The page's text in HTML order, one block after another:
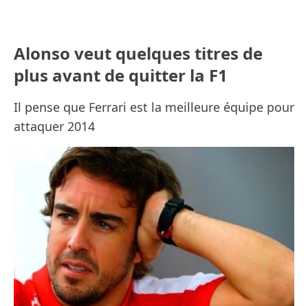
Alonso veut quelques titres de
plus avant de quitter la F1
Il pense que Ferrari est la meilleure équipe pour
attaquer 2014